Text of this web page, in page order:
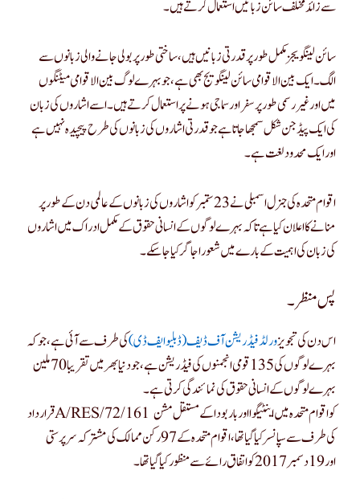
سے زائد مختلف سائن زبانیں استعمال کرتے ہیں۔
سائن لینگویجز مکمل طور پر قدرتی زبانیں ہیں ، ساختی طور پر بولی جانے والی زبانوں سے
الگ۔ ایک بین الاقوامی سائن لینگویج بھی ہے ، جو بہرے لوگ بین الاقوامی میٹنگوں
میں اور غیر رسمی طور پر سفر اور سماجی ہونے پر استعمال کرتے ہیں۔ اسے اشاروں کی زبان
کی ایک پیڈجن شکل سمجھا جاتا ہے جو قدرتی اشاروں کی زبانوں کی طرح پیچیدہ نہیں ہے
اور ایک محدود لغت ہے۔
اقوام متحدہ کی جنرل اسمبلی نے 23 ستمبر کو اشاروں کی زبانوں کے عالمی دن کے طور پر
منانے کا اعلان کیا ہے تاکہ بہرے لوگوں کے انسانی حقوق کے مکمل ادراک میں اشاروں
کی زبان کی اہمیت کے بارے میں شعور اجاگر کیا جا سکے۔
پس منظر۔
اس دن کی تجویزورلڈ فیڈریشن آف ڈیف (ڈبلیو ایف ڈی)کی طرف سے آئی ہے ، جو کہ
بہرے لوگوں کی 135 قومی انجمنوں کی فیڈریشن ہے ، جو دنیا بھر میں تقریبا 70 ملین
بہرے لوگوں کے انسانی حقوق کی نمائندگی کرتی ہے۔
قرارداد A/RES/72/161 کو اقوام متحدہ میں اینٹیگوا اور باربودا کے مستقل مشن
کی طرف سے سپانسر کیا گیا تھا ، اقوام متحدہ کے 97 رکن ممالک کی مشترکہ سرپرستی
اور 19 دسمبر 2017 کو اتفاق رائے سے منظور کیا گیا تھا۔